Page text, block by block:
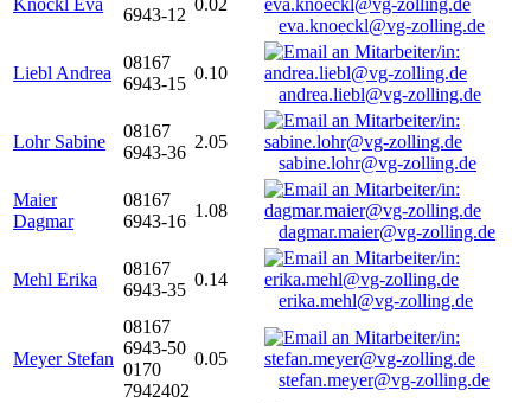
Knöckl Eva
6943-12
0.02
eva.knoeckl@vg-zolling.de
Liebl Andrea
08167
6943-15
0.10
andrea.liebl@vg-zolling.de
Lohr Sabine
08167
6943-36
2.05
sabine.lohr@vg-zolling.de
Maier
Dagmar
08167
6943-16
1.08
dagmar.maier@vg-zolling.de
Mehl Erika
08167
6943-35
0.14
erika.mehl@vg-zolling.de
Meyer Stefan
08167
6943-50
0170
7942402
0.05
stefan.meyer@vg-zolling.de